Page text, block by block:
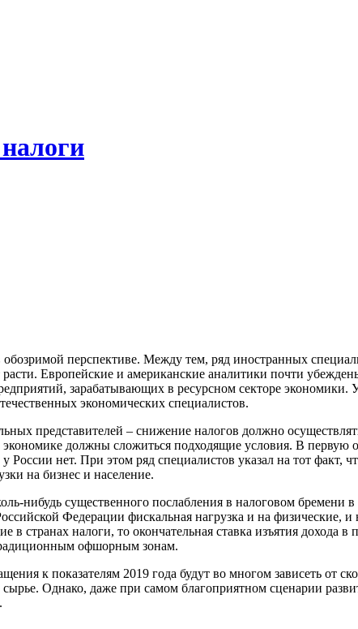
перспективе. Между тем, ряд иностранных
Европейские и американские аналитики почти
зарабатывающих в ресурсном секторе
экономических специалистов.
представителей – снижение налогов должно
должны сложиться подходящие условия. В первую
нет. При этом ряд специалистов указал на тот факт,
на бизнес и население.
нибудь существенного послабления в налоговом
Федерации фискальная нагрузка и на физические, и
странах налоги, то окончательная ставка изъятия дохода в
офшорным зонам.
к показателям 2019 года будут во многом зависеть от
Однако, даже при самом благоприятном сценарии